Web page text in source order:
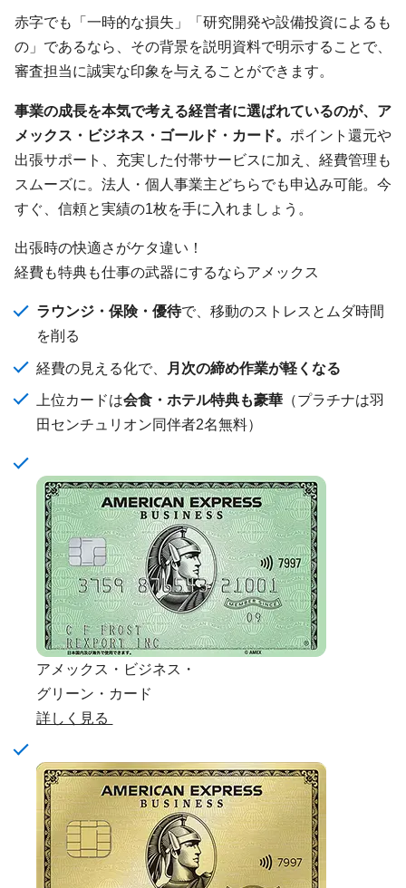
赤字でも「一時的な損失」「研究開発や設備投資によるも
の」であるなら、その背景を説明資料で明示することで、
審査担当に誠実な印象を与えることができます。
事業の成長を本気で考える経営者に選ばれているのが、ア
メックス・ビジネス・ゴールド・カード。 ポイント還元や
出張サポート、充実した付帯サービスに加え、経費管理も
スムーズに。法人・個人事業主どちらでも申込み可能。今
すぐ、信頼と実績の1枚を手に入れましょう。
出張時の快適さがケタ違い！
経費も特典も仕事の武器にするならアメックス
ラウンジ・保険・優待で、移動のストレスとムダ時間
を削る
経費の見える化で、
月次の締め作業が軽くなる
上位カードは会食・ホテル特典も豪華 （プラチナは羽
田センチュリオン同伴者2名無料）
アメックス・ビジネス・
グリーン・カード
詳しく見る